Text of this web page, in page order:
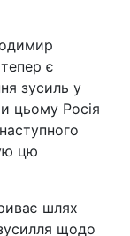
є
зусиль у
цьому Росія
цю
шлях
щодо